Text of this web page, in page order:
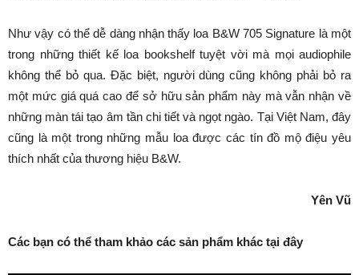
Như vậy có thể dễ dàng nhận thấy loa B&W 705 Signature là một
trong những thiết kế loa bookshelf tuyệt vời mà mọi audiophile
không thể bỏ qua. Đặc biệt, người dùng cũng không phải bỏ ra
một mức giá quá cao để sở hữu sản phẩm này mà vẫn nhận về
những màn tái tạo âm tần chi tiết và ngọt ngào. Tại Việt Nam, đây
cũng là một trong những mẫu loa được các tín đồ mộ điệu yêu
thích nhất của thương hiệu B&W.
Yên Vũ
Các bạn có thể tham khảo các sản phẩm khác tại đây